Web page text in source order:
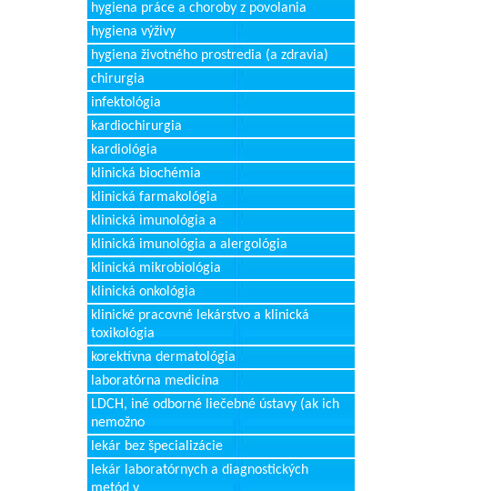
hygiena práce a choroby z povolania
hygiena výživy
hygiena životného prostredia (a zdravia)
chirurgia
infektológia
kardiochirurgia
kardiológia
klinická biochémia
klinická farmakológia
klinická imunológia a
klinická imunológia a alergológia
klinická mikrobiológia
klinická onkológia
klinické pracovné lekárstvo a klinická
toxikológia
korektívna dermatológia
laboratórna medicína
LDCH, iné odborné liečebné ústavy (ak ich
nemožno
lekár bez špecializácie
lekár laboratórnych a diagnostických